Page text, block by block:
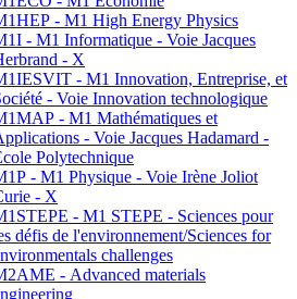
- M1 High Energy Physics
- M1 Informatique - Voie Jacques
- X
- M1 Innovation, Entreprise, et
- Voie Innovation technologique
- M1 Mathématiques et
- Voie Jacques Hadamard -
Polytechnique
- M1 Physique - Voie Irène Joliot
- X
- M1 STEPE - Sciences pour
défis de l'environnement/Sciences for
challenges
- Advanced materials